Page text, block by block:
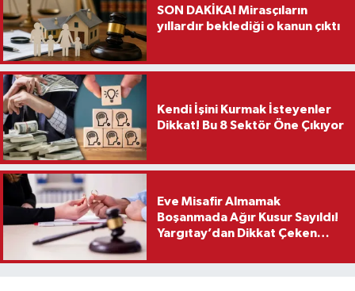
SON DAKİKA! Mirasçıların
yıllardır beklediği o kanun çıktı
Kendi İşini Kurmak İsteyenler
Dikkat! Bu 8 Sektör Öne Çıkıyor
Eve Misafir Almamak
Boşanmada Ağır Kusur Sayıldı!
Yargıtay’dan Dikkat Çeken